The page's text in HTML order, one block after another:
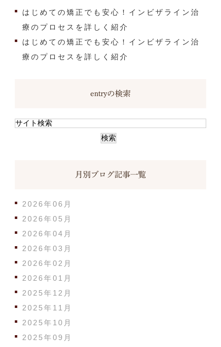
はじめての矯正でも安心！インビザライン治
療のプロセスを詳しく紹介
はじめての矯正でも安心！インビザライン治
療のプロセスを詳しく紹介
entryの検索
月別ブログ記事一覧
2026年06月
2026年05月
2026年04月
2026年03月
2026年02月
2026年01月
2025年12月
2025年11月
2025年10月
2025年09月